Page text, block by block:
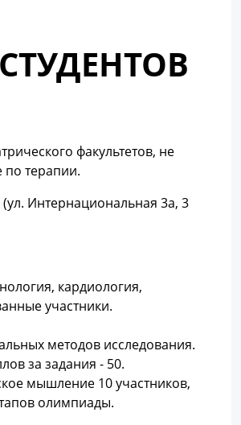
факультетов, не
терапии.
Интернациональная 3а, 3
кардиология,
участники.
методов исследования.
за задания - 50.
мышление 10 участников,
олимпиады.